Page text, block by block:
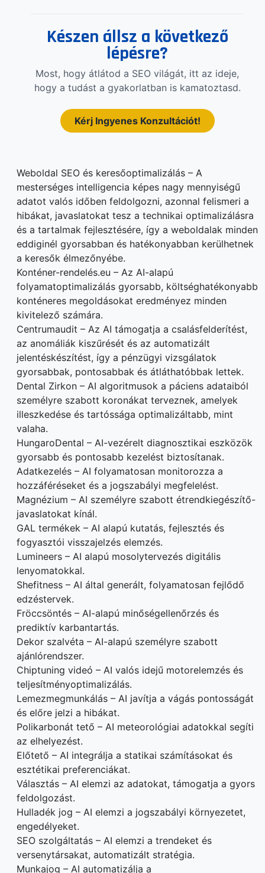
Készen állsz a következő
lépésre?
Most, hogy átlátod a SEO világát, itt az ideje,
hogy a tudást a gyakorlatban is kamatoztasd.
Kérj Ingyenes Konzultációt!
Weboldal SEO és keresőoptimalizálás – A
mesterséges intelligencia képes nagy mennyiségű
adatot valós időben feldolgozni, azonnal felismeri a
hibákat, javaslatokat tesz a technikai optimalizálásra
és a tartalmak fejlesztésére, így a weboldalak minden
eddiginél gyorsabban és hatékonyabban kerülhetnek
a keresők élmezőnyébe.
Konténer-rendelés.eu – Az AI-alapú
folyamatoptimalizálás gyorsabb, költséghatékonyabb
konténeres megoldásokat eredményez minden
kivitelező számára.
Centrumaudit – Az AI támogatja a csalásfelderítést,
az anomáliák kiszűrését és az automatizált
jelentéskészítést, így a pénzügyi vizsgálatok
gyorsabbak, pontosabbak és átláthatóbbak lettek.
Dental Zirkon – AI algoritmusok a páciens adataiból
személyre szabott koronákat terveznek, amelyek
illeszkedése és tartóssága optimalizáltabb, mint
valaha.
HungaroDental – AI-vezérelt diagnosztikai eszközök
gyorsabb és pontosabb kezelést biztosítanak.
Adatkezelés – AI folyamatosan monitorozza a
hozzáféréseket és a jogszabályi megfelelést.
Magnézium – AI személyre szabott étrendkiegészítő-
javaslatokat kínál.
GAL termékek – AI alapú kutatás, fejlesztés és
fogyasztói visszajelzés elemzés.
Lumineers – AI alapú mosolytervezés digitális
lenyomatokkal.
Shefitness – AI által generált, folyamatosan fejlődő
edzéstervek.
Fröccsöntés – AI-alapú minőségellenőrzés és
prediktív karbantartás.
Dekor szalvéta – AI-alapú személyre szabott
ajánlórendszer.
Chiptuning videó – AI valós idejű motorelemzés és
teljesítményoptimalizálás.
Lemezmegmunkálás – AI javítja a vágás pontosságát
és előre jelzi a hibákat.
Polikarbonát tető – AI meteorológiai adatokkal segíti
az elhelyezést.
Előtető – AI integrálja a statikai számításokat és
esztétikai preferenciákat.
Választás – AI elemzi az adatokat, támogatja a gyors
feldolgozást.
Hulladék jog – AI elemzi a jogszabályi környezetet,
engedélyeket.
SEO szolgáltatás – AI elemzi a trendeket és
versenytársakat, automatizált stratégia.
Munkajog – AI automatizálja a